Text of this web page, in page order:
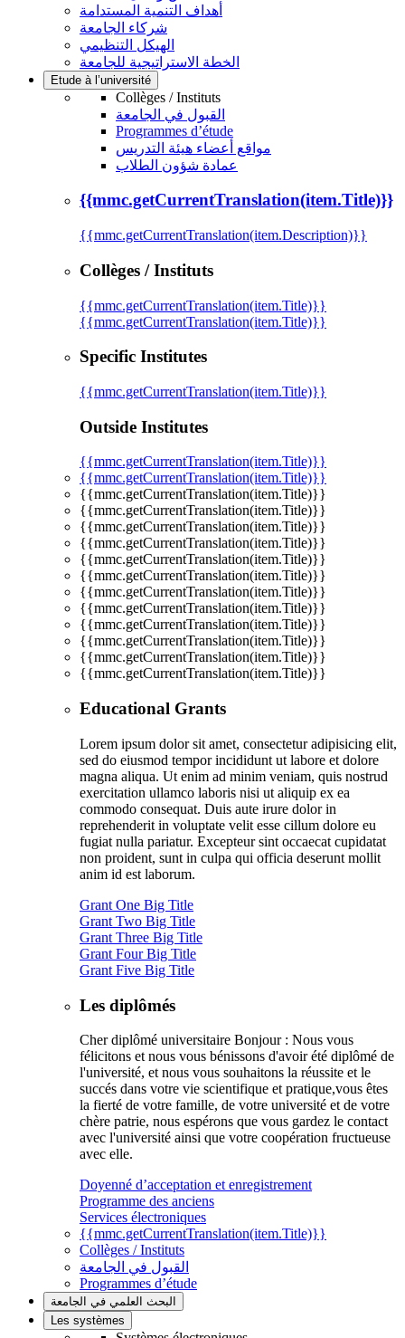
أهداف التنمية المستدامة
شركاء الجامعة
الهيكل التنظيمي
الخطة الاستراتيجية للجامعة
Etude à l’université
Collèges / Instituts
القبول في الجامعة
Programmes d’étude
مواقع أعضاء هيئة التدريس
عمادة شؤون الطلاب
{{mmc.getCurrentTranslation(item.Title)}}
{{mmc.getCurrentTranslation(item.Description)}}
Collèges / Instituts
{{mmc.getCurrentTranslation(item.Title)}}
{{mmc.getCurrentTranslation(item.Title)}}
Specific Institutes
{{mmc.getCurrentTranslation(item.Title)}}
Outside Institutes
{{mmc.getCurrentTranslation(item.Title)}}
{{mmc.getCurrentTranslation(item.Title)}}
{{mmc.getCurrentTranslation(item.Title)}}
{{mmc.getCurrentTranslation(item.Title)}}
{{mmc.getCurrentTranslation(item.Title)}}
{{mmc.getCurrentTranslation(item.Title)}}
{{mmc.getCurrentTranslation(item.Title)}}
{{mmc.getCurrentTranslation(item.Title)}}
{{mmc.getCurrentTranslation(item.Title)}}
{{mmc.getCurrentTranslation(item.Title)}}
{{mmc.getCurrentTranslation(item.Title)}}
{{mmc.getCurrentTranslation(item.Title)}}
{{mmc.getCurrentTranslation(item.Title)}}
{{mmc.getCurrentTranslation(item.Title)}}
Educational Grants
Lorem ipsum dolor sit amet, consectetur adipisicing elit,
sed do eiusmod tempor incididunt ut labore et dolore
magna aliqua. Ut enim ad minim veniam, quis nostrud
exercitation ullamco laboris nisi ut aliquip ex ea
commodo consequat. Duis aute irure dolor in
reprehenderit in voluptate velit esse cillum dolore eu
fugiat nulla pariatur. Excepteur sint occaecat cupidatat
non proident, sunt in culpa qui officia deserunt mollit
anim id est laborum.
Grant One Big Title
Grant Two Big Title
Grant Three Big Title
Grant Four Big Title
Grant Five Big Title
Les diplômés
Cher diplômé universitaire Bonjour : Nous vous
félicitons et nous vous bénissons d'avoir été diplômé de
l'université, et nous vous souhaitons la réussite et le
succés dans votre vie scientifique et pratique,vous êtes
la fierté de votre famille, de votre université et de votre
chère patrie, nous espérons que vous gardez le contact
avec l'université ainsi que votre coopération fructueuse
avec elle.
Doyenné d’acceptation et enregistrement
Programme des anciens
Services électroniques
{{mmc.getCurrentTranslation(item.Title)}}
Collèges / Instituts
القبول في الجامعة
Programmes d’étude
البحث العلمي في الجامعة
Les systèmes